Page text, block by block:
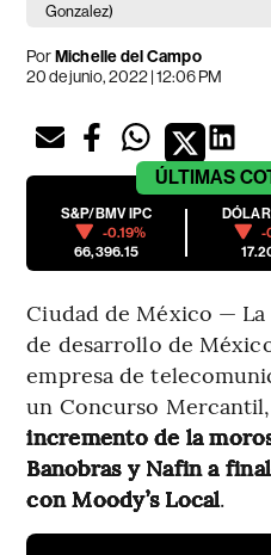
Gonzalez)
PorMichelle del Campo
20 de junio, 2022 | 12:06 PM
ÚLTIMAS
S&P/BMV IPC
-0.19%
66,396.15
-
Ciudad de México —
de desarrollo de
empresa de
un Concurso Mercantil,
incremento de la
Banobras y Nafin a
con Moody’s Local.